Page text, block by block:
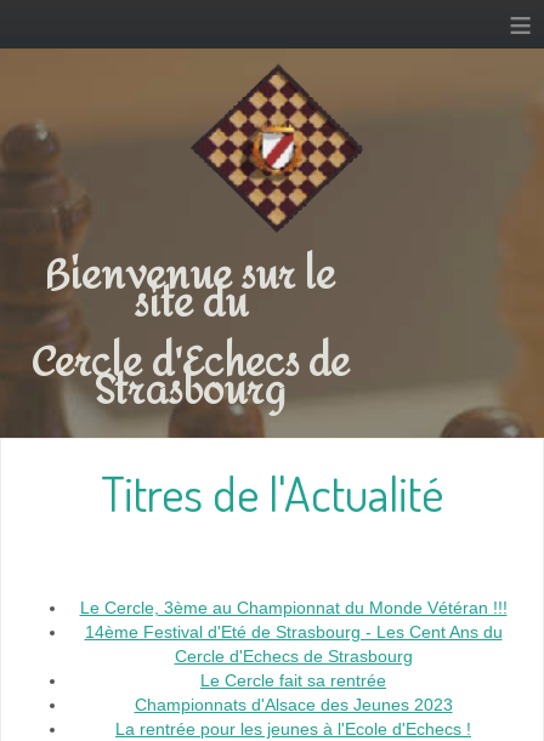
≡
Bienvenue sur le
site du
Cercle d'Echecs de
Strasbourg
Titres de l'Actualité
Le Cercle, 3ème au Championnat du Monde Vétéran !!!
14ème Festival d'Eté de Strasbourg - Les Cent Ans du
Cercle d'Echecs de Strasbourg
Le Cercle fait sa rentrée
Championnats d'Alsace des Jeunes 2023
La rentrée pour les jeunes à l'Ecole d'Echecs !